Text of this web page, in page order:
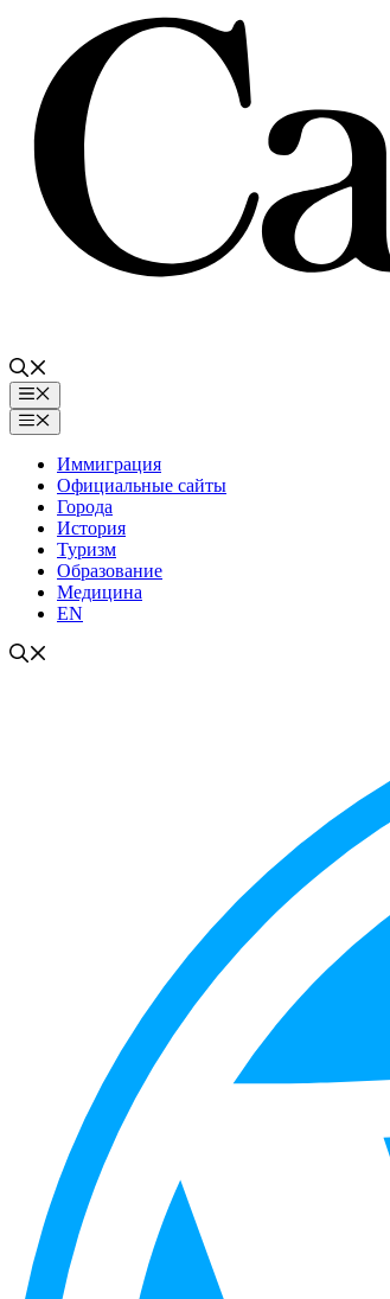
содержимому
Меню
Меню
Иммиграция
Официальные сайты
Города
История
Туризм
Образование
Медицина
EN